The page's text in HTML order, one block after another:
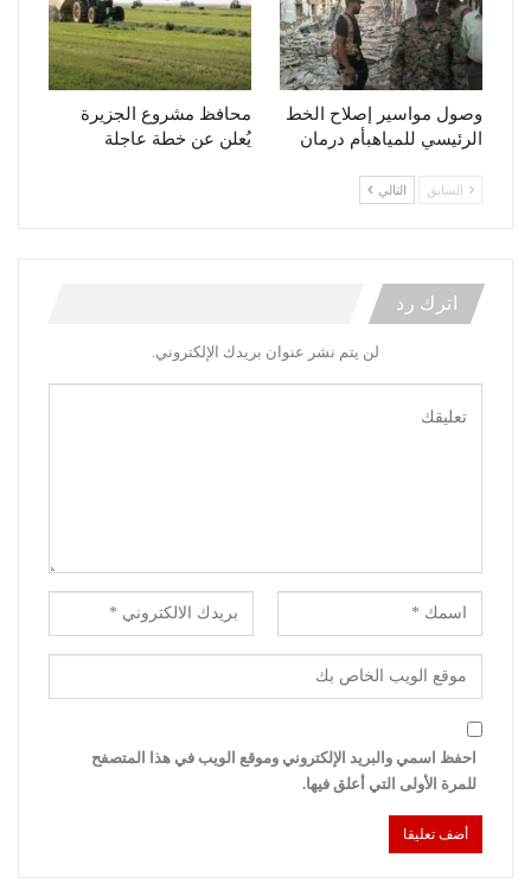
وصول مواسير إصلاح الخط
الرئيسي للمياهبأم درمان
محافظ مشروع الجزيرة
يُعلن عن خطة عاجلة
السابق التالي
اترك رد
لن يتم نشر عنوان بريدك الإلكتروني.
احفظ اسمي والبريد الإلكتروني وموقع الويب في هذا المتصفح
للمرة الأولى التي أعلق فيها.